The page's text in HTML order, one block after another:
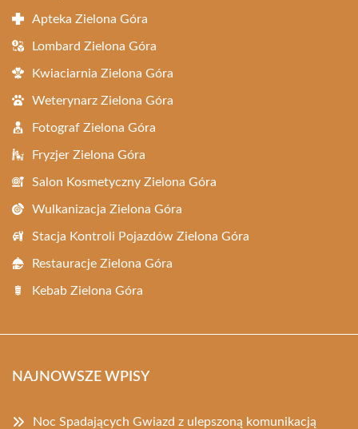
Apteka Zielona Góra
Lombard Zielona Góra
Kwiaciarnia Zielona Góra
Weterynarz Zielona Góra
Fotograf Zielona Góra
Fryzjer Zielona Góra
Salon Kosmetyczny Zielona Góra
Wulkanizacja Zielona Góra
Stacja Kontroli Pojazdów Zielona Góra
Restauracje Zielona Góra
Kebab Zielona Góra
NAJNOWSZE WPISY
Noc Spadających Gwiazd z ulepszoną komunikacją